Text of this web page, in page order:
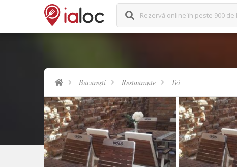
Rezervă online în peste 900 de
București Restaurante Tei